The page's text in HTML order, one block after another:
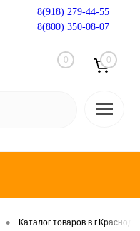
8(918) 279-44-55
8(800) 350-08-07
0 0
• Каталог товаров в